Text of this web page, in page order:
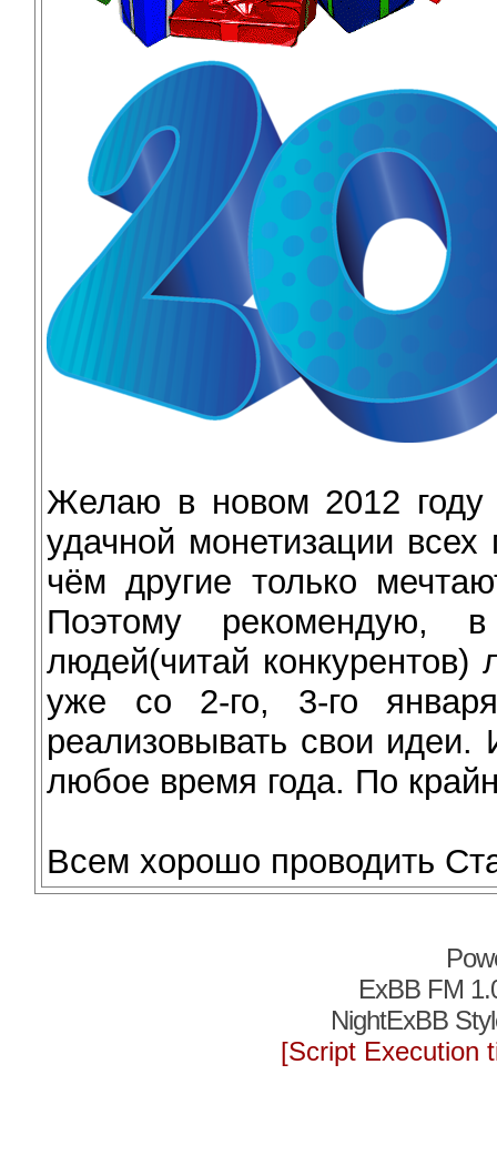
Желаю в новом 2012 году
удачной монетизации
чём другие только
Поэтому рекомендую,
людей(читай
уже со 2-го, 3-го
реализовывать свои
любое время года. По
Всем хорошо проводить
ExBB FM
NightExBB
[Script